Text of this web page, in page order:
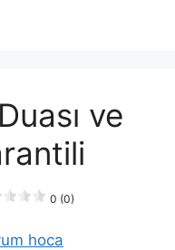
ve
0 (0)
hoca